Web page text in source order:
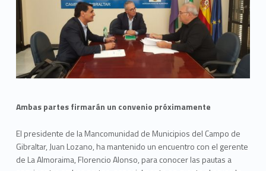
Ambas partes firmarán un convenio próximamente
El presidente de la Mancomunidad de Municipios del Campo de
Gibraltar, Juan Lozano, ha mantenido un encuentro con el gerente
de La Almoraima, Florencio Alonso, para conocer las pautas a